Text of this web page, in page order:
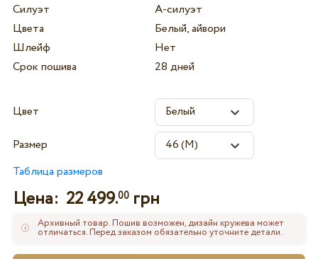
Силуэт
А-силуэт
Цвета
Белый, айвори
Шлейф
Нет
Срок пошива
28 дней
Цвет
Размер
Таблица размеров
Цена: 22 499.00грн
Архивный товар. Пошив возможен, дизайн кружева может
отличаться. Перед заказом обязательно уточните детали.